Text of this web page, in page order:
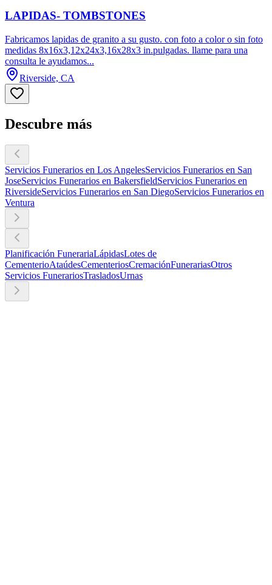
LAPIDAS- TOMBSTONES
Fabricamos lapidas de granito a su gusto. con foto a color o sin foto
medidas 8x16x3,12x24x3,16x28x3 in.pulgadas. llame para una
consulta le ayudamos...
Riverside, CA
Descubre más
Servicios Funerarios en Los AngelesServicios Funerarios en San
JoseServicios Funerarios en BakersfieldServicios Funerarios en
RiversideServicios Funerarios en San DiegoServicios Funerarios en
Ventura
Planificación FunerariaLápidasLotes de
CementerioAtaúdesCementeriosCremaciónFunerariasOtros
Servicios FunerariosTrasladosUrnas